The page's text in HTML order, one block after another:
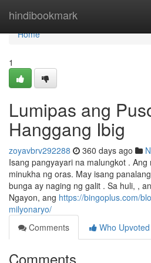
hindibookmark
Home
Home
1
Lumipas ang
Hanggang Ibig
zoyavbrv292288 360 days ago
Isang pangyayari na malungkot .
minukha ng oras. May isang
bunga ay naging ng galit . Sa huli, ,
Ngayon, ang https://bingoplus.com/
milyonaryo/
Comments
Who Upvoted
Comments